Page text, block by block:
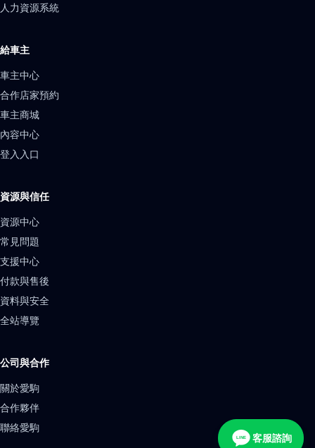
人力資源系統
給車主
車主中心
合作店家預約
車主商城
內容中心
登入入口
資源與信任
資源中心
常見問題
支援中心
付款與售後
資料與安全
全站導覽
公司與合作
關於愛駒
合作夥伴
聯絡愛駒
LINE 客服諮詢